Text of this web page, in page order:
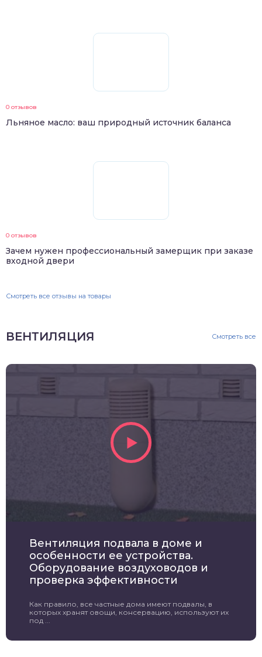
0 отзывов
Льняное масло: ваш природный источник баланса
0 отзывов
Зачем нужен профессиональный замерщик при заказе
входной двери
Смотреть все отзывы на товары
ВЕНТИЛЯЦИЯ Смотреть все
Вентиляция подвала в доме и
особенности ее устройства.
Оборудование воздуховодов и
проверка эффективности
Как правило, все частные дома имеют подвалы, в
которых хранят овощи, консервацию, используют их
под ...